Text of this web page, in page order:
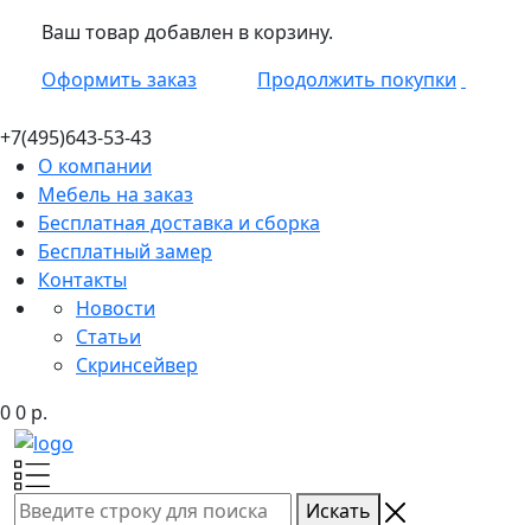
Ваш товар добавлен в корзину.
Оформить заказ
Продолжить покупки
+7(495)643-53-43
О компании
Мебель на заказ
Бесплатная доставка и сборка
Бесплатный замер
Контакты
Новости
Статьи
Скринсейвер
00 р.
Искать